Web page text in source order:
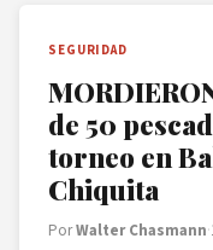
SEGURIDAD
de 50
torneo en
Chiquita
PorWalter Chasmann·